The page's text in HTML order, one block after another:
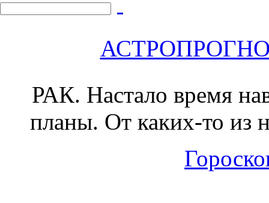
РАК. Настало время
планы. От каких-то из